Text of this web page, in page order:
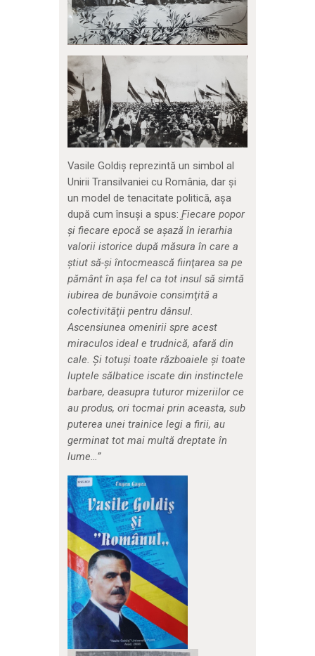
Vasile Goldiș reprezintă un simbol al
Unirii Transilvaniei cu România, dar și
un model de tenacitate politică, așa
după cum însuși a spus: ֦ Fiecare popor
şi fiecare epocă se aşază în ierarhia
valorii istorice după măsura în care a
ştiut să-şi întocmească fiinţarea sa pe
pământ în aşa fel ca tot insul să simtă
iubirea de bunăvoie consimţită a
colectivităţii pentru dânsul.
Ascensiunea omenirii spre acest
miraculos ideal e trudnică, afară din
cale. Şi totuşi toate războaiele şi toate
luptele sălbatice iscate din instinctele
barbare, deasupra tuturor mizeriilor ce
au produs, ori tocmai prin aceasta, sub
puterea unei trainice legi a firii, au
germinat tot mai multă dreptate în
lume…”